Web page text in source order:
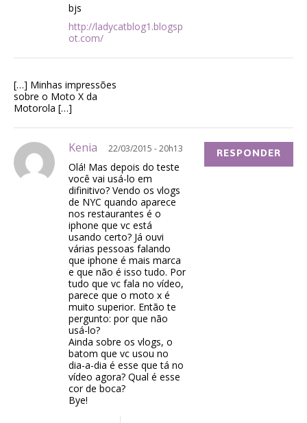
bjs
http://ladycatblog1.blogsp
ot.com/
[…] Minhas impressões
sobre o Moto X da
Motorola […]
Kenia 22/03/2015 - 20h13
Olá! Mas depois do teste
você vai usá-lo em
difinitivo? Vendo os vlogs
de NYC quando aparece
nos restaurantes é o
iphone que vc está
usando certo? Já ouvi
várias pessoas falando
que iphone é mais marca
e que não é isso tudo. Por
tudo que vc fala no vídeo,
parece que o moto x é
muito superior. Então te
pergunto: por que não
usá-lo?
Ainda sobre os vlogs, o
batom que vc usou no
dia-a-dia é esse que tá no
vídeo agora? Qual é esse
cor de boca?
Bye!
RESPONDER